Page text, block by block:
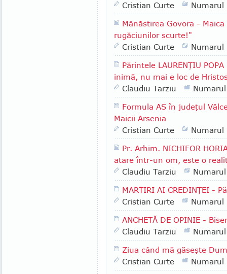
Cristian Curte
Numarul
Mânăstirea Govora - Maica
rugăciunilor scurte!"
Cristian Curte
Numarul
Părintele LAURENŢIU
inimă, nu mai e loc de
Claudiu Tarziu
Formula AS în judeţul
Maicii Arsenia
Cristian Curte
Numarul
Pr. Arhim. NICHIFOR
atare într-un om, este o
Claudiu Tarziu
MARTIRI AI CREDINŢEI -
Cristian Curte
Numarul
ANCHETĂ DE OPINIE -
Claudiu Tarziu
Ziua când mă găseşte
Cristian Curte
Numarul